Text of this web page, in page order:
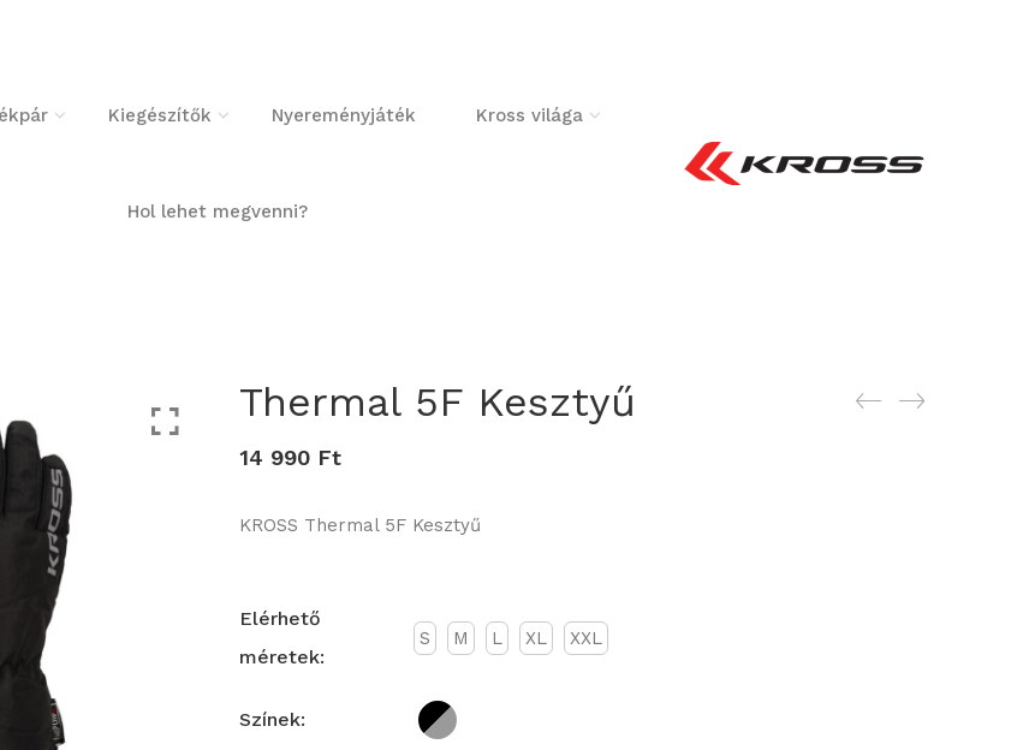
Kiegészítők Nyereményjáték Kross világa
Hol lehet megvenni?
Thermal 5F Kesztyű
14 990 Ft
KROSS Thermal 5F Kesztyű
Elérhető
méretek:
S M L XL XXL
Színek: